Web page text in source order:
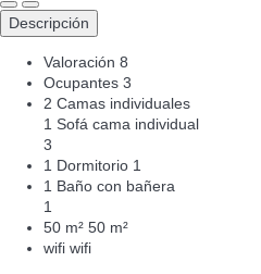
Descripción
Valoración 8
Ocupantes 3
2 Camas individuales
1 Sofá cama individual
3
1 Dormitorio 1
1 Baño con bañera
1
50 m² 50 m²
wifi wifi